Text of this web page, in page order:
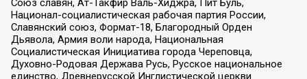
Союз славян, Ат-Такфир Валь-Хиджра, Пит Буль,
Национал-социалистическая рабочая партия России,
Славянский союз, Формат-18, Благородный Орден
Дьявола, Армия воли народа, Национальная
Социалистическая Инициатива города Череповца,
Духовно-Родовая Держава Русь, Русское национальное
единство, Древнерусской Инглистической церкви